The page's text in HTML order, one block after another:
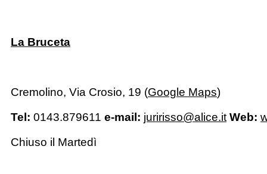
La Bruceta
Cremolino, Via Crosio, 19 (Google Maps)
Tel: 0143.879611 e-mail: juririsso@alice.it Web:
Chiuso il Martedì